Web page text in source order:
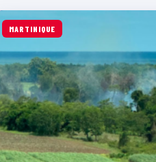
MARTINIQUE